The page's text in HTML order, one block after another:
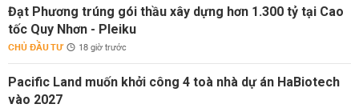
Đạt Phương trúng gói thầu xây dựng hơn 1.300 tỷ tại Cao
tốc Quy Nhơn - Pleiku
CHỦ ĐẦU TƯ 18 giờ trước
Pacific Land muốn khởi công 4 toà nhà dự án HaBiotech
vào 2027